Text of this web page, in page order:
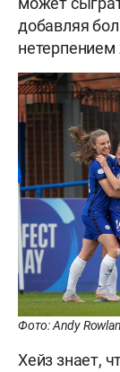
добавляя
Фото: Andy
Хейз знает,